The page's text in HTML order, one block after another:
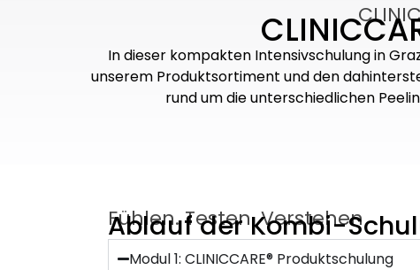
In dieser kompakten Intensivschulung in
unserem Produktsortiment und den
rund um die unterschiedlichen
Fühlen. Testen. Verstehen
Ablauf der Kombi-
Modul 1: CLINICCARE® Produktschulung